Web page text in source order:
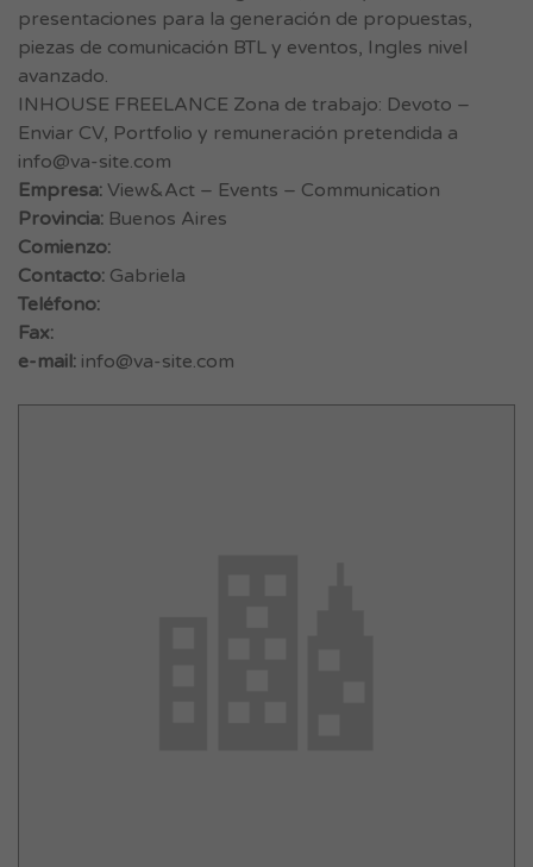
presentaciones para la generación de propuestas,
piezas de comunicación BTL y eventos, Ingles nivel
avanzado.
INHOUSE FREELANCE Zona de trabajo: Devoto –
Enviar CV, Portfolio y remuneración pretendida a
info@va-site.com
Empresa: View&Act – Events – Communication
Provincia: Buenos Aires
Comienzo:
Contacto: Gabriela
Teléfono:
Fax:
e-mail: info@va-site.com